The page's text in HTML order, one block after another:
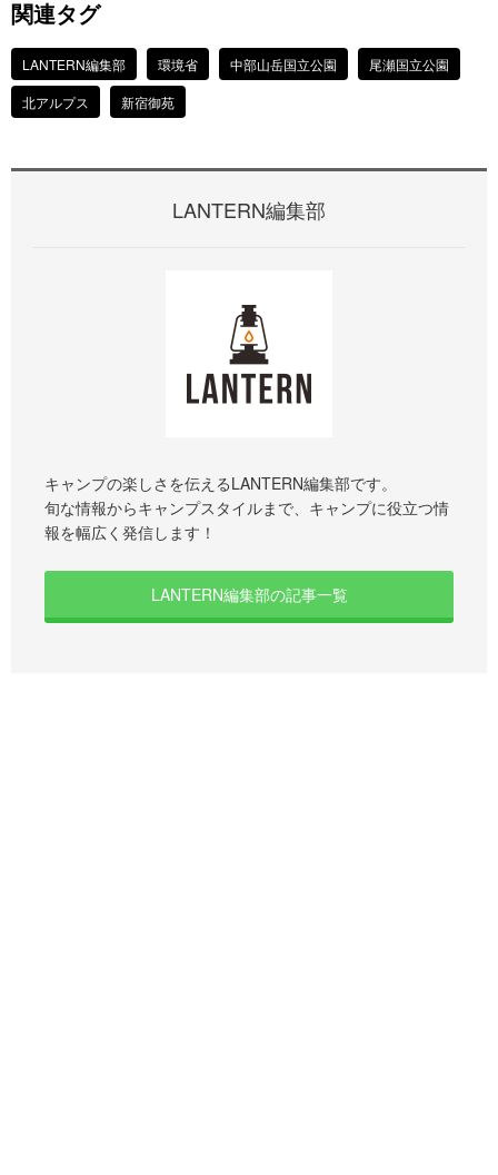
関連タグ
LANTERN編集部 環境省 中部山岳国立公園
尾瀬国立公園
北アルプス
新宿御苑
LANTERN編集部
キャンプの楽しさを伝えるLANTERN編集部です。
旬な情報からキャンプスタイルまで、キャンプに役立つ情
報を幅広く発信します！
LANTERN編集部の記事一覧